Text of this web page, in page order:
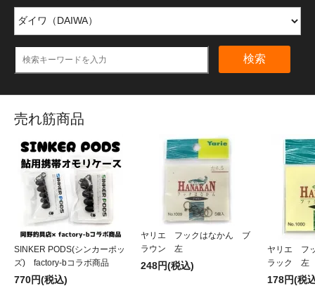
検索
売れ筋商品
SINKER PODS(シンカーポッ
ズ) factory-bコラボ商品
770円(税込)
ヤリエ フックはなかん ブ
ラウン 左
248円(税込)
ヤリエ フ
ラック 左
178円(税